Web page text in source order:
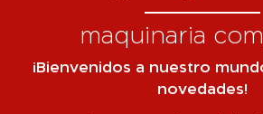
maquinaria
¡Bienvenidos a nuestro
novedades!